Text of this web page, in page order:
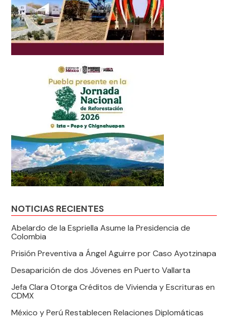
NOTICIAS RECIENTES
Abelardo de la Espriella Asume la Presidencia de
Colombia
Prisión Preventiva a Ángel Aguirre por Caso Ayotzinapa
Desaparición de dos Jóvenes en Puerto Vallarta
Jefa Clara Otorga Créditos de Vivienda y Escrituras en
CDMX
México y Perú Restablecen Relaciones Diplomáticas